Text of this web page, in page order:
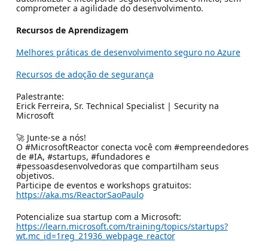
comprometer a agilidade do desenvolvimento.
Recursos de Aprendizagem
Melhores práticas de desenvolvimento seguro no Azure
Recursos de adoção de segurança
Palestrante:
Erick Ferreira, Sr. Technical Specialist | Security na
Microsoft
🚀 Junte-se a nós!
O #MicrosoftReactor conecta você com #empreendedores
de #IA, #startups, #fundadores e
#pessoasdesenvolvedoras que compartilham seus
objetivos.
Participe de eventos e workshops gratuitos:
https://aka.ms/ReactorSaoPaulo
Potencialize sua startup com a Microsoft:
https://learn.microsoft.com/training/topics/startups?
wt.mc_id=1reg_21936_webpage_reactor